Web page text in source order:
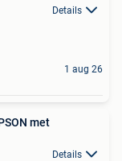
Details
1 aug 26
met
Details